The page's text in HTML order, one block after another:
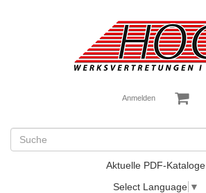
Anmelden
Aktuelle PDF-Kataloge
Select Language ▼